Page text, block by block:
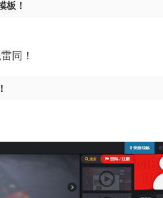
板！
同！